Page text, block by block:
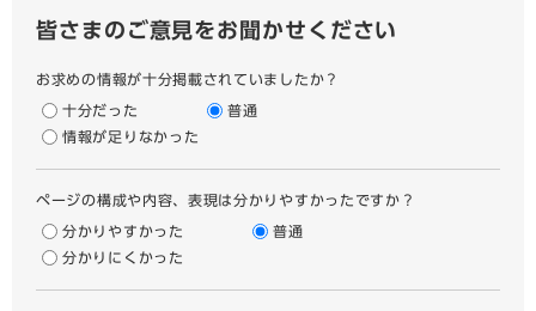
皆さまのご意見をお聞かせください
お求めの情報が十分掲載されていましたか？
十分だった
普通
情報が足りなかった
ページの構成や内容、表現は分かりやすかったですか？
分かりやすかった
普通
分かりにくかった